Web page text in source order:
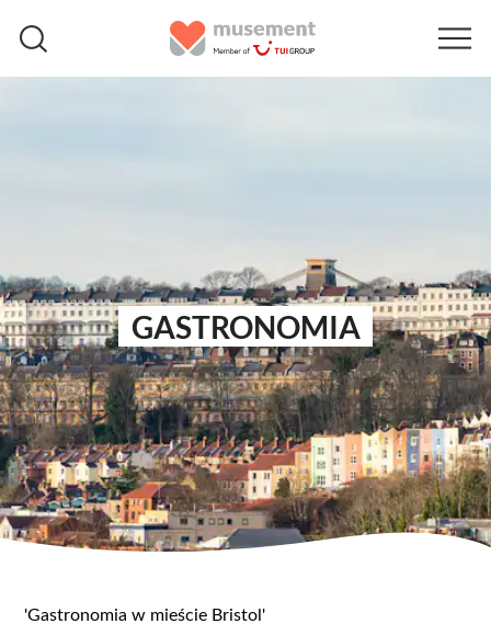
GASTRONOMIA
'Gastronomia w mieście Bristol'